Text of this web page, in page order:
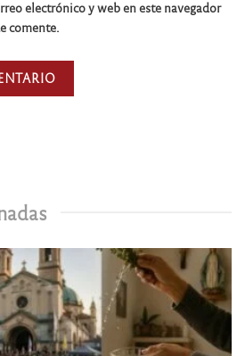
electrónico y web en este navegador
comente.